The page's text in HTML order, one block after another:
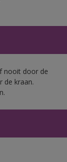
nooit door de
de kraan.